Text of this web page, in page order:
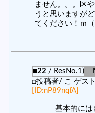
ません。。。区
うと思いますが
てください！ｍ
■22 / ResNo.1)
□投稿者/ こ ゲス
[ID:nP89nqfA]
基本的には